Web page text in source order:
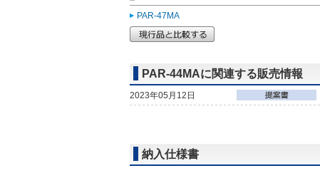
PAR-47MA
PAR-44MAに関連する販売情報
2023年05月12日
納入仕様書